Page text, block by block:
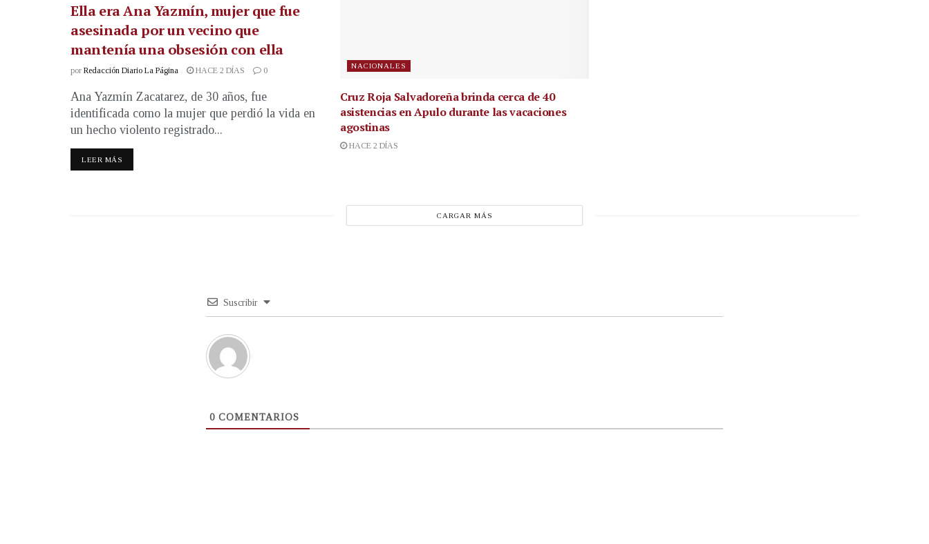
Ella era Ana Yazmín, mujer que fue
asesinada por un vecino que
mantenía una obsesión con ella
por Redacción Diario La Página HACE 2 DÍAS 0
Ana Yazmín Zacatarez, de 30 años, fue
identificada como la mujer que perdió la vida en
un hecho violento registrado...
LEER MÁS
NACIONALES
Cruz Roja Salvadoreña brinda cerca de 40
asistencias en Apulo durante las vacaciones
agostinas
HACE 2 DÍAS
CARGAR MÁS
Suscribir
0 COMENTARIOS